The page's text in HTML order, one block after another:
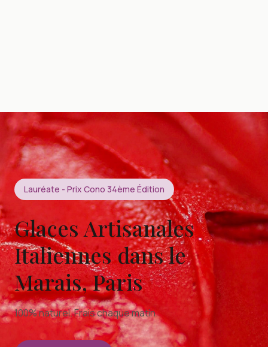
Lauréate - Prix Cono 34ème Édition
Glaces Artisanales
Italiennes dans le
Marais, Paris
100% naturel. Frais chaque matin.